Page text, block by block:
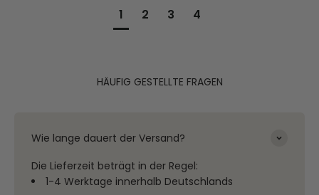
1 2 3 4
HÄUFIG GESTELLTE FRAGEN
Wie lange dauert der Versand?
Die Lieferzeit beträgt in der Regel:
1-4 Werktage innerhalb Deutschlands